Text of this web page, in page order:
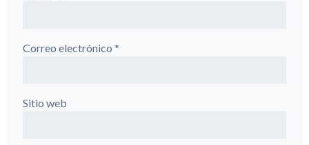
Correo electrónico *
Sitio web